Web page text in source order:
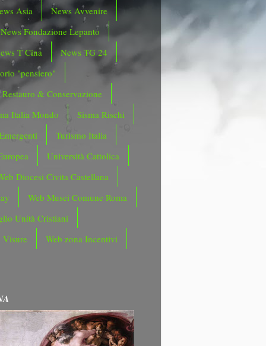
Asia
News Avvenire
News Fondazione Lepanto
T Cina
News TG 24
"pensiero"
Restauro & Conservazione
Italia Mondo
Sisma Rischi
Turismo Italia
Università Cattolica
Diocesi Civita Castellana
Web Musei Comune Roma
Unità Cristiani
Visure
Web zona Incentivi